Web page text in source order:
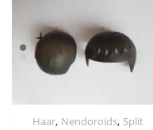
Haar, Nendoroids, Split